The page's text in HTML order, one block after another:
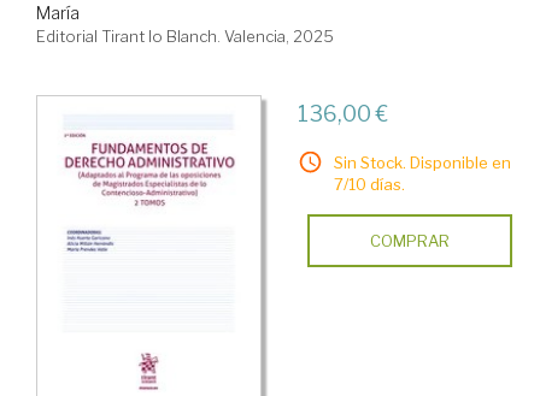
María
Editorial Tirant lo Blanch. Valencia, 2025
136,00 €
Sin Stock. Disponible en
7/10 días.
COMPRAR